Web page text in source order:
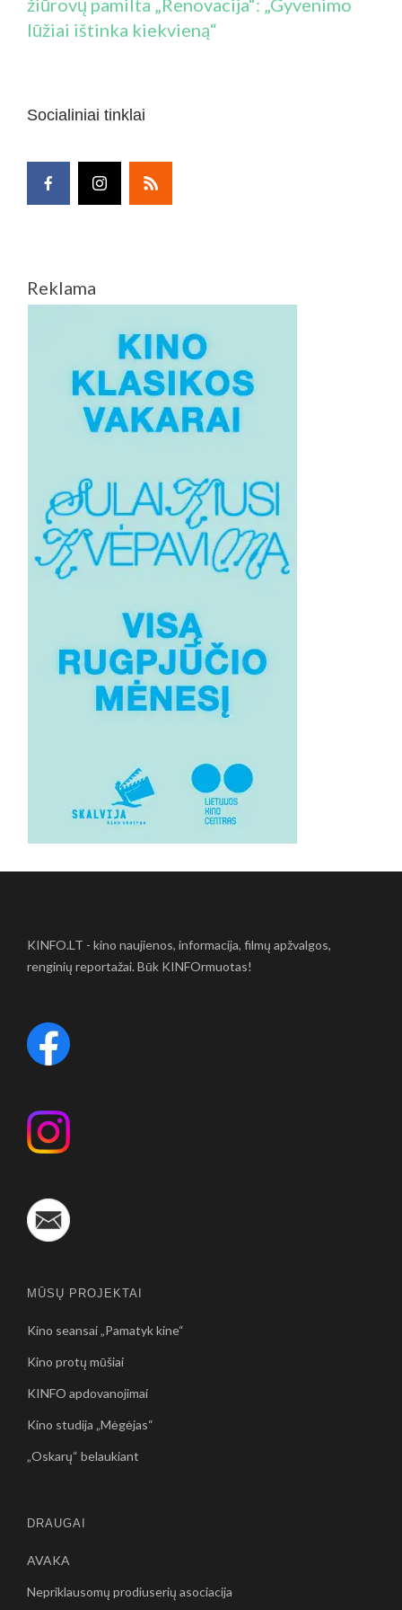
žiūrovų pamilta „Renovacija“: „Gyvenimo
lūžiai ištinka kiekvieną“
Socialiniai tinklai
Reklama
KINFO.LT - kino naujienos, informacija, filmų apžvalgos,
renginių reportažai. Būk KINFOrmuotas!
MŪSŲ PROJEKTAI
Kino seansai „Pamatyk kine“
Kino protų mūšiai
KINFO apdovanojimai
Kino studija „Mėgėjas“
„Oskarų“ belaukiant
DRAUGAI
AVAKA
Nepriklausomų prodiuserių asociacija